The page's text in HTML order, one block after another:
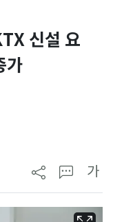
신설 요
가
가